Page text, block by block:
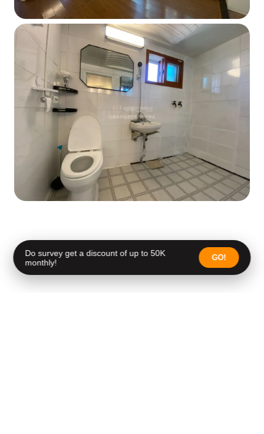
Do survey get a discount of up to 50K
monthly!
GO!